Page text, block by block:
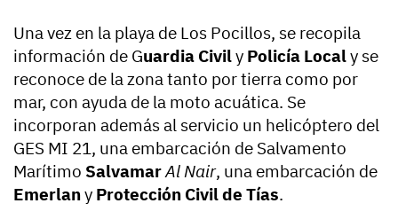
Una vez en la playa de Los Pocillos, se recopila
información de Guardia Civily Policía Localy se
reconoce de la zona tanto por tierra como por
mar, con ayuda de la moto acuática. Se
incorporan además al servicio un helicóptero del
GES MI 21, una embarcación de Salvamento
Marítimo SalvamarAl Nair, una embarcación de
Emerlany Protección Civil de Tías.